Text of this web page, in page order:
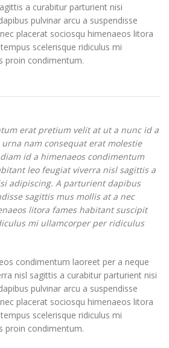
a curabitur parturient nisi
pulvinar arcu a suspendisse
placerat sociosqu himenaeos litora
scelerisque ridiculus mi
proin condimentum.
erat pretium velit at ut a nunc id a
nam consequat erat molestie
id a himenaeos condimentum
leo feugiat viverra nisl sagittis a
adipiscing. A parturient dapibus
sagittis mus mollis at a nec
litora fames habitant suscipit
mi ullamcorper per ridiculus
condimentum laoreet per a neque
nisl sagittis a curabitur parturient nisi
pulvinar arcu a suspendisse
placerat sociosqu himenaeos litora
scelerisque ridiculus mi
proin condimentum.